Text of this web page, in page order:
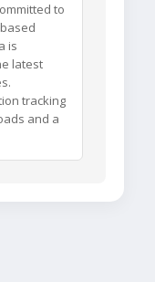
to
is
latest
tracking
and a